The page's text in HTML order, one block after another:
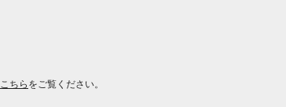
こちらをご覧ください。